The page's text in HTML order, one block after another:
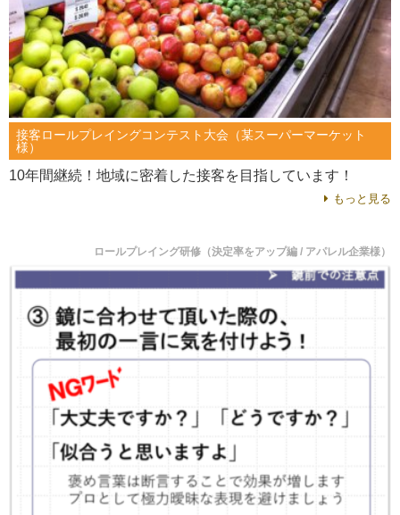
接客ロールプレイングコンテスト大会（某スーパーマーケット
様）
10年間継続！地域に密着した接客を目指しています！
もっと見る
ロールプレイング研修（決定率をアップ編 / アパレル企業様）